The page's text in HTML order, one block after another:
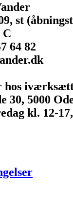
st
C
64 82
hos
30, 5000
kl. 12-